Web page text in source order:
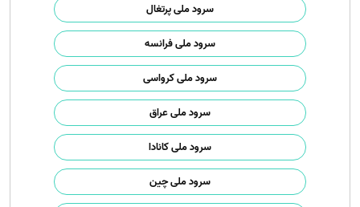
سرود ملی پرتغال
سرود ملی فرانسه
سرود ملی کرواسی
سرود ملی عراق
سرود ملی کانادا
سرود ملی چین